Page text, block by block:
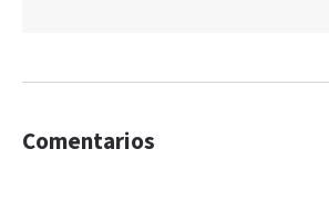
Comentarios